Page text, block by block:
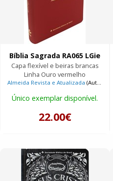
Bíblia Sagrada RA065 LGie
Capa flexível e beiras brancas
Linha Ouro vermelho
Almeida Revista e Atualizada (Autor)
Único exemplar disponível.
22.00€